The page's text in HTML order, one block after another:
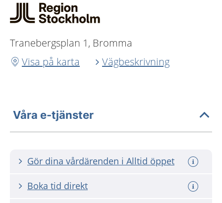
Tranebergsplan 1, Bromma
Visa på karta
Vägbeskrivning
Våra e-tjänster
Gör dina vårdärenden i Alltid öppet
Boka tid direkt